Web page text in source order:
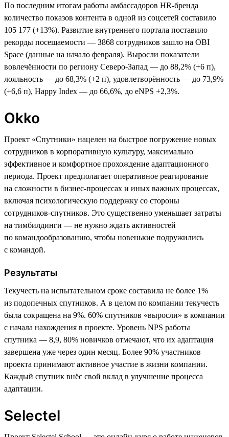
По последним итогам работы амбассадоров HR-бренда
количество показов контента в одной из соцсетей составило
105 177 (+13%). Развитие внутреннего портала поставило
рекорды посещаемости — З868 сотрудников зашло на OBI
Space (данные на начало февраля). Выросли показатели
вовлечённости по региону Северо-Запад — до 88,2% (+6 п),
лояльность — до 68,3% (+2 п), удовлетворённость — до 73,9%
(+6,6 п), Happy Index — до 66,6%, до eNPS +2,3%.
Okko
Проект «Спутники» нацелен на быстрое погружение новых
сотрудников в корпоративную культуру, максимально
эффективное и комфортное прохождение адаптационного
периода. Проект предполагает оперативное реагирование
на сложности в бизнес-процессах и иных важных процессах,
включая психологическую поддержку со стороны
сотрудников-спутников. Это существенно уменьшает затраты
на тимбилдинги — не нужно ждать активностей
по командообразованию, чтобы новенькие подружились
с командой.
Результаты
Текучесть на испытательном сроке составила не более 1%
из подопечных спутников. А в целом по компании текучесть
была сокращена на 9%. 60% спутников «выросли» в компании
с начала нахождения в проекте. Уровень NPS работы
спутника — 8,9, 80% новичков отмечают, что их адаптация
завершена уже через один месяц. Более 90% участников
проекта принимают активное участие в жизни компании.
Каждый спутник внёс свой вклад в улучшение процесса
адаптации.
Selectel